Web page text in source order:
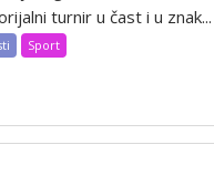
turnir u čast i u znak...
Sport